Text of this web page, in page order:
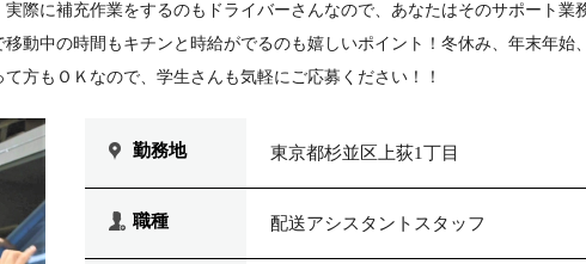
際に補充作業をするのもドライバーさんなので、あなたはそのサポート業
動中の時間もキチンと時給がでるのも嬉しいポイント！冬休み、年末年始
方もＯＫなので、学生さんも気軽にご応募ください！！
勤務地 東京都杉並区上荻1丁目
職種 配送アシスタントスタッフ